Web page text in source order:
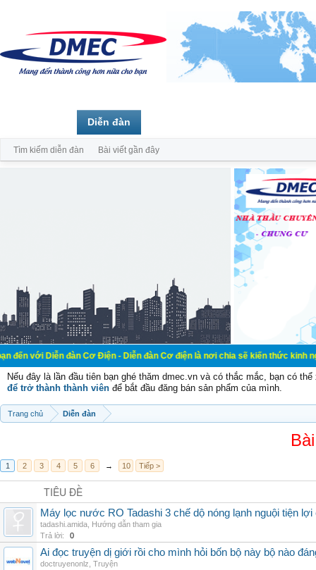
đàn Cơ Điện - Diễn đàn Cơ điện là nơi chia sẽ kiến thức kinh nghiệm
Nếu đây là lần đầu tiên bạn ghé thăm dmec.vn và có thắc mắc, bạn có
để trở thành thành viên để bắt đầu đăng bán sản phẩm của mình.
Trang chủ Diễn đàn
1 2 3 4 5 6 → 10 Tiếp >
TIÊU ĐỀ
Máy lọc nước RO Tadashi 3 chế dộ nóng lạnh nguội tiện lợi
tadashi.amida Hướng dẫn tham gia
Trả lời:
0
Ai đọc truyện dị giới rồi cho mình hỏi bốn bộ này bộ nào
doctruyenonlz Truyện
Diễn đàn
Tìm kiếm diễn đàn Bài viết gần đây